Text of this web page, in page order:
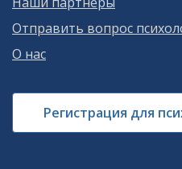
Отправить вопрос
О нас
Регистрация для